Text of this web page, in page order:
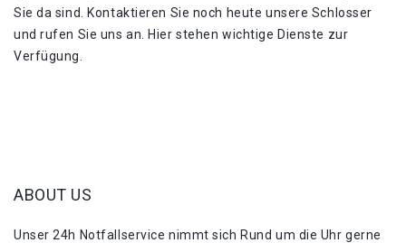
Sie da sind. Kontaktieren Sie noch heute unsere Schlosser
und rufen Sie uns an. Hier stehen wichtige Dienste zur
Verfügung.
ABOUT US
Unser 24h Notfallservice nimmt sich Rund um die Uhr gerne